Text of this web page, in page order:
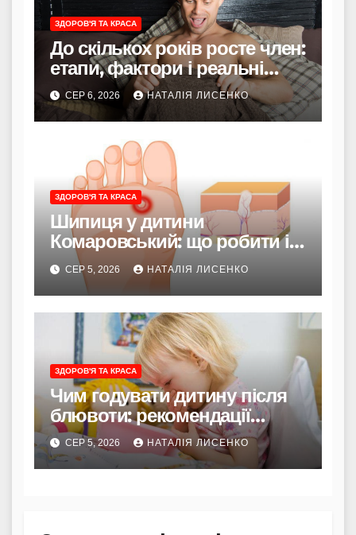
ЗДОРОВ'Я ТА КРАСА
До скількох років росте член:
етапи, фактори і реальні
терміни
СЕР 6, 2026 НАТАЛІЯ ЛИСЕНКО
ЗДОРОВ'Я ТА КРАСА
Шипиця у дитини
Комаровський: що робити і
коли турбуватися
СЕР 5, 2026 НАТАЛІЯ ЛИСЕНКО
ЗДОРОВ'Я ТА КРАСА
Чим годувати дитину після
блювоти: рекомендації
Комаровського
СЕР 5, 2026 НАТАЛІЯ ЛИСЕНКО